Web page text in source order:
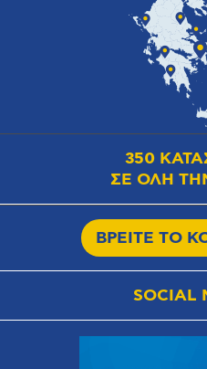
350
ΣΕ ΟΛΗ
ΒΡΕΙΤΕ ΤΟ
SOCIAL